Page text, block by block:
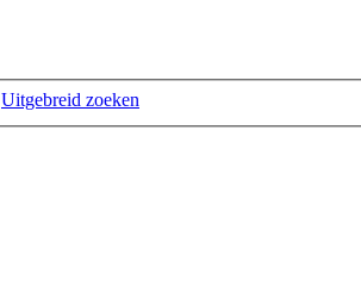
Uitgebreid zoeken